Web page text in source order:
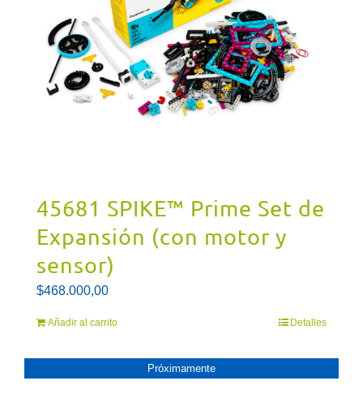
45681 SPIKE™ Prime Set de
Expansión (con motor y
sensor)
$468.000,00
Añadir al carrito Detalles
Próximamente
PRóXIMAMENTE